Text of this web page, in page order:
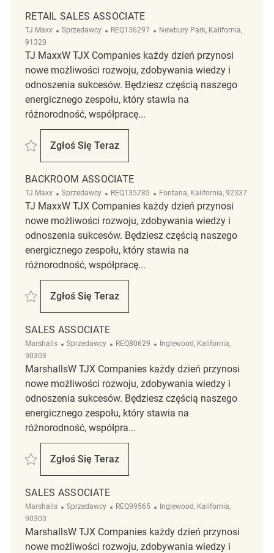
RETAIL SALES ASSOCIATE
TJ Maxx Kategoria
Sprzedawcy ReqId
REQ136297 Lokalizacja
Newbury Park, Kalifornia,
91320
TJ MaxxW TJX Companies każdy dzień przynosi
nowe możliwości rozwoju, zdobywania wiedzy i
odnoszenia sukcesów. Będziesz częścią naszego
energicznego zespołu, który stawia na
różnorodność, współpracę...
Zapisać Retail Sales Associate REQ136297
Zgłoś Się Teraz
Retail Sales Associate
BACKROOM ASSOCIATE
TJ Maxx Kategoria
Sprzedawcy ReqId
REQ135785 Lokalizacja
Fontana, Kalifornia, 92337
TJ MaxxW TJX Companies każdy dzień przynosi
nowe możliwości rozwoju, zdobywania wiedzy i
odnoszenia sukcesów. Będziesz częścią naszego
energicznego zespołu, który stawia na
różnorodność, współpracę...
Zapisać Backroom Associate REQ135785
Zgłoś Się Teraz
Backroom Associate
SALES ASSOCIATE
Marshalls Kategoria
Sprzedawcy ReqId
REQ80629 Lokalizacja
Inglewood, Kalifornia,
90303
MarshallsW TJX Companies każdy dzień przynosi
nowe możliwości rozwoju, zdobywania wiedzy i
odnoszenia sukcesów. Będziesz częścią naszego
energicznego zespołu, który stawia na
różnorodność, współpra...
Zapisać sales associate REQ80629
Zgłoś Się Teraz
Sales Associate
SALES ASSOCIATE
Marshalls Kategoria
Sprzedawcy ReqId
REQ99565 Lokalizacja
Inglewood, Kalifornia,
90303
MarshallsW TJX Companies każdy dzień przynosi
nowe możliwości rozwoju, zdobywania wiedzy i